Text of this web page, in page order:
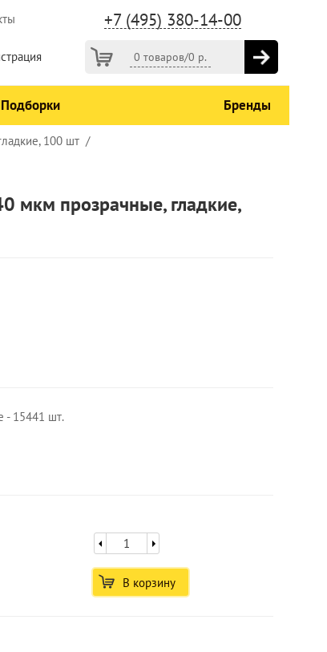
+7 (495) 380-14-00
0 товаров/0 р.
Подборки Бренды
100 шт
мкм прозрачные, гладкие,
- 15441 шт.
В корзину